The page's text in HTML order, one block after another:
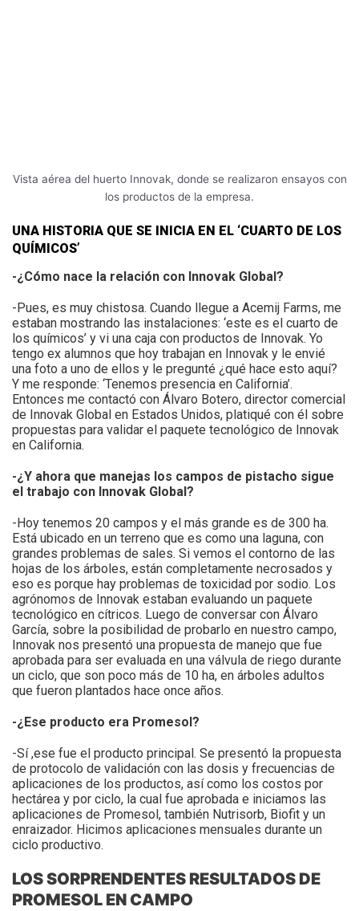
Vista aérea del huerto Innovak, donde se realizaron ensayos con
los productos de la empresa.
UNA HISTORIA QUE SE INICIA EN EL ‘CUARTO DE LOS
QUÍMICOS’
-¿Cómo nace la relación con Innovak Global?
-Pues, es muy chistosa. Cuando llegue a Acemij Farms, me
estaban mostrando las instalaciones: ‘este es el cuarto de
los químicos’ y vi una caja con productos de Innovak. Yo
tengo ex alumnos que hoy trabajan en Innovak y le envié
una foto a uno de ellos y le pregunté ¿qué hace esto aquí?
Y me responde: ‘Tenemos presencia en California’.
Entonces me contactó con Álvaro Botero, director comercial
de Innovak Global en Estados Unidos, platiqué con él sobre
propuestas para validar el paquete tecnológico de Innovak
en California.
-¿Y ahora que manejas los campos de pistacho sigue
el trabajo con Innovak Global?
-Hoy tenemos 20 campos y el más grande es de 300 ha.
Está ubicado en un terreno que es como una laguna, con
grandes problemas de sales. Si vemos el contorno de las
hojas de los árboles, están completamente necrosados y
eso es porque hay problemas de toxicidad por sodio. Los
agrónomos de Innovak estaban evaluando un paquete
tecnológico en cítricos. Luego de conversar con Álvaro
García, sobre la posibilidad de probarlo en nuestro campo,
Innovak nos presentó una propuesta de manejo que fue
aprobada para ser evaluada en una válvula de riego durante
un ciclo, que son poco más de 10 ha, en árboles adultos
que fueron plantados hace once años.
-¿Ese producto era Promesol?
-Sí ,ese fue el producto principal. Se presentó la propuesta
de protocolo de validación con las dosis y frecuencias de
aplicaciones de los productos, así como los costos por
hectárea y por ciclo, la cual fue aprobada e iniciamos las
aplicaciones de Promesol, también Nutrisorb, Biofit y un
enraizador. Hicimos aplicaciones mensuales durante un
ciclo productivo.
LOS SORPRENDENTES RESULTADOS DE
PROMESOL EN CAMPO